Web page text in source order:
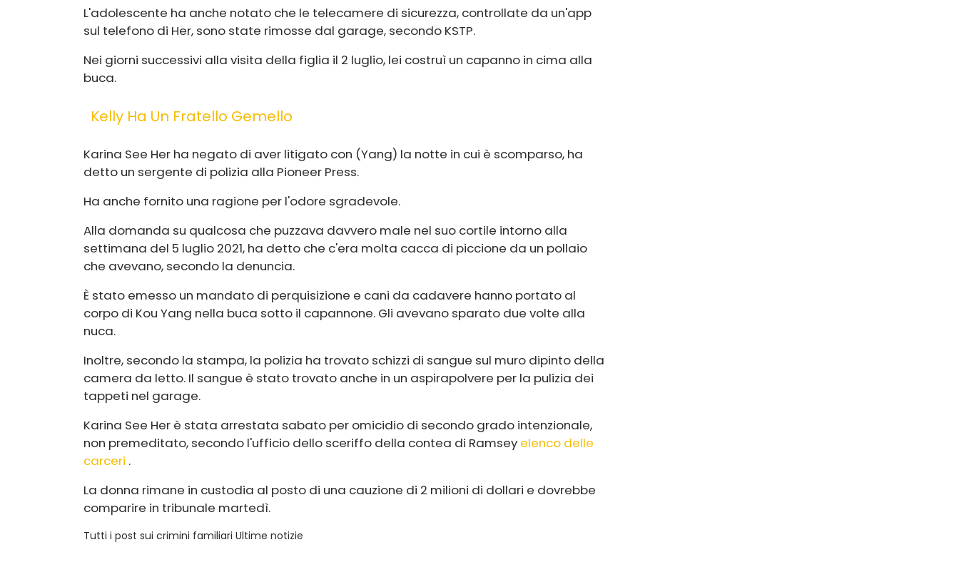
L'adolescente ha anche notato che le telecamere di sicurezza, controllate da un'app
sul telefono di Her, sono state rimosse dal garage, secondo KSTP.
Nei giorni successivi alla visita della figlia il 2 luglio, lei costruì un capanno in cima alla
buca.
Kelly Ha Un Fratello Gemello
Karina See Her ha negato di aver litigato con (Yang) la notte in cui è scomparso, ha
detto un sergente di polizia alla Pioneer Press.
Ha anche fornito una ragione per l'odore sgradevole.
Alla domanda su qualcosa che puzzava davvero male nel suo cortile intorno alla
settimana del 5 luglio 2021, ha detto che c'era molta cacca di piccione da un pollaio
che avevano, secondo la denuncia.
È stato emesso un mandato di perquisizione e cani da cadavere hanno portato al
corpo di Kou Yang nella buca sotto il capannone. Gli avevano sparato due volte alla
nuca.
Inoltre, secondo la stampa, la polizia ha trovato schizzi di sangue sul muro dipinto della
camera da letto. Il sangue è stato trovato anche in un aspirapolvere per la pulizia dei
tappeti nel garage.
Karina See Her è stata arrestata sabato per omicidio di secondo grado intenzionale,
non premeditato, secondo l'ufficio dello sceriffo della contea di Ramsey elenco delle
carceri .
La donna rimane in custodia al posto di una cauzione di 2 milioni di dollari e dovrebbe
comparire in tribunale martedì.
Tutti i post sui crimini familiari Ultime notizie